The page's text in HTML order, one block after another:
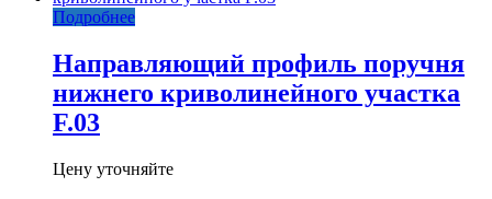
Подробнее
Направляющий профиль поручня
нижнего криволинейного участка
F.03
Цену уточняйте